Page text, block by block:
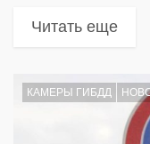
Читать еще
КАМЕРЫ ГИБДД